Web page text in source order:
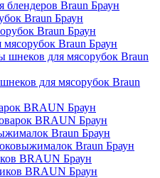
блендеров Braun Браун
Braun Браун
Braun Браун
Braun Браун
для мясорубок Braun
для мясорубок Braun
BRAUN Браун
BRAUN Браун
Braun Браун
Braun Браун
BRAUN Браун
BRAUN Браун